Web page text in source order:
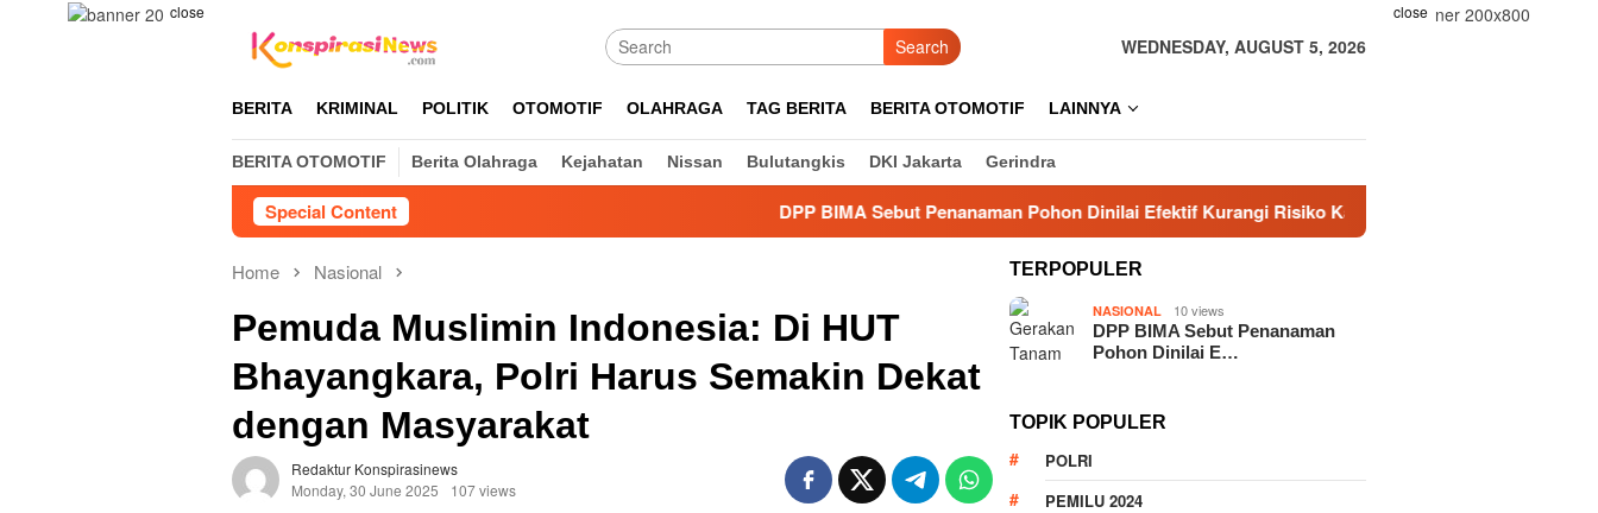
close close
Search WEDNESDAY, AUGUST 5, 2026
BERITA KRIMINAL POLITIK OTOMOTIF OLAHRAGA TAG BERITA BERITA OTOMOTIF LAINNYA
BERITA OTOMOTIF Berita Olahraga Kejahatan Nissan Bulutangkis DKI Jakarta Gerindra
Special Content DPP BIMA Sebut Penanaman Pohon Dinilai Efektif Kurangi Risiko Karhutla
Home Nasional
Pemuda Muslimin Indonesia: Di HUT
Bhayangkara, Polri Harus Semakin Dekat
dengan Masyarakat
Redaktur Konspirasinews
Monday, 30 June 2025
107 views
TERPOPULER
NASIONAL 10 views
DPP BIMA Sebut Penanaman
Pohon Dinilai E…
TOPIK POPULER
POLRI
PEMILU 2024